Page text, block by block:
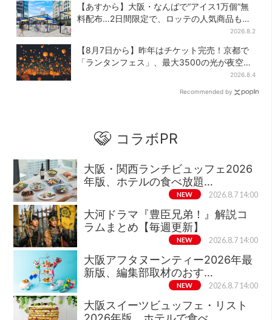
【あすから】大阪・なんばで“アイス1万個”無
料配布…2日間限定で、ロッテの人気商品もら
2026.8.2
【8月7日から】昨年はチケット完売！京都で
「ランタンフェス」、最大3500の光が夜空
2026.8.4
Recommended by
コラボPR
大阪・関西ランチビュッフェ2026
年版、ホテルの食べ放題…
NEW 2026.8.7 14:00
大河ドラマ『豊臣兄弟！』解説コ
ラムまとめ【毎週更新】
NEW 2026.8.7 14:00
大阪アフタヌーンティー2026年最
新版、編集部取材のおす…
NEW 2026.8.7 14:00
大阪スイーツビュッフェ・リスト